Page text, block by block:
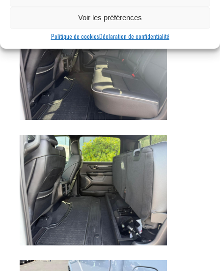
Voir les préférences
Politique de cookiesDéclaration de confidentialité